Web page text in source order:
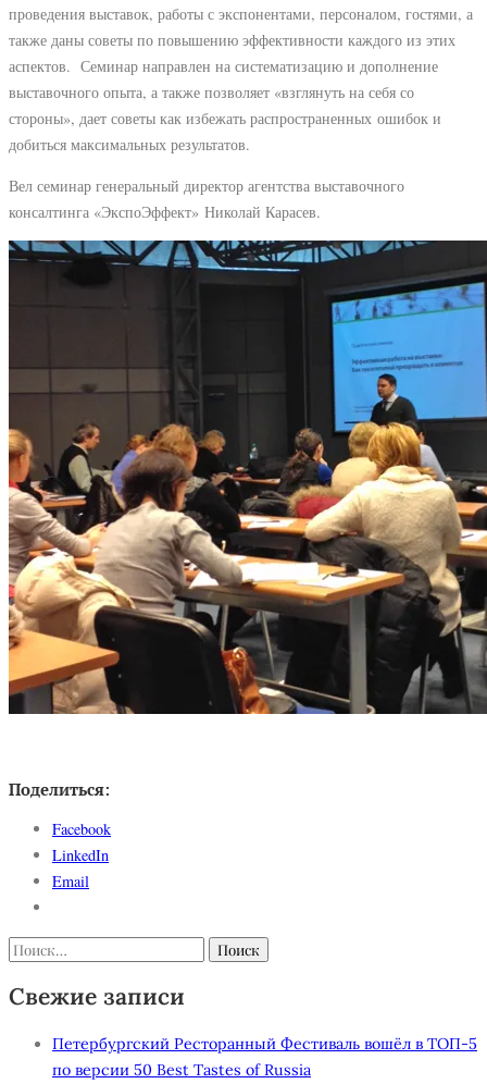
проведения выставок, работы с экспонентами, персоналом, гостями, а
также даны советы по повышению эффективности каждого из этих
аспектов. Семинар направлен на систематизацию и дополнение
выставочного опыта, а также позволяет «взглянуть на себя со
стороны», дает советы как избежать распространенных ошибок и
добиться максимальных результатов.
Вел семинар генеральный директор агентства выставочного
консалтинга «ЭкспоЭффект» Николай Карасев.
Поделиться:
Facebook
LinkedIn
Email
Найти:
Свежие записи
Петербургский Ресторанный Фестиваль вошёл в ТОП-5
по версии 50 Best Tastes of Russia